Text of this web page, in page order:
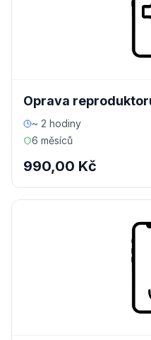
Oprava
~ 2 hodiny
6 měsíců
990,00 Kč